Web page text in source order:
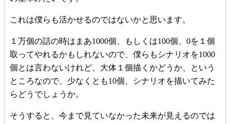
これは僕らも活かせるのではないかと思います。
１万個の話の時はまあ1000個、もしくは100個、0を１個
取ってやれるかもしれないので、僕らもシナリオを1000
個とは言わないけれど、大体１個描くかどうか、という
ところなので、少なくとも10個、シナリオを描いてみた
らどうでしょうか。
そうすると、今まで見ていなかった未来が見えるのでは